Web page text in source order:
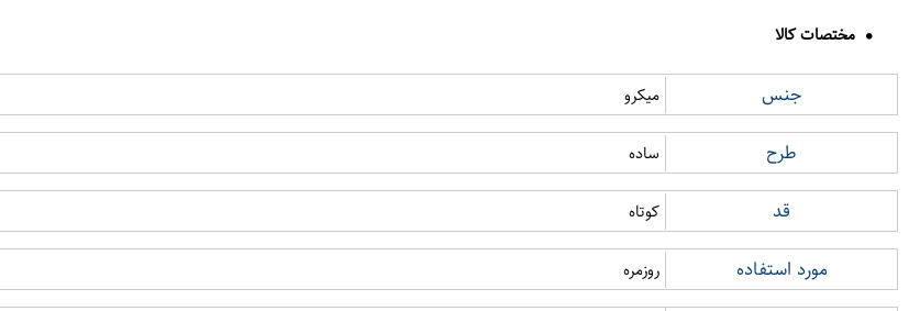
مختصات کالا
جنس میکرو
طرح ساده
قد کوتاه
مورد استفاده روزمره